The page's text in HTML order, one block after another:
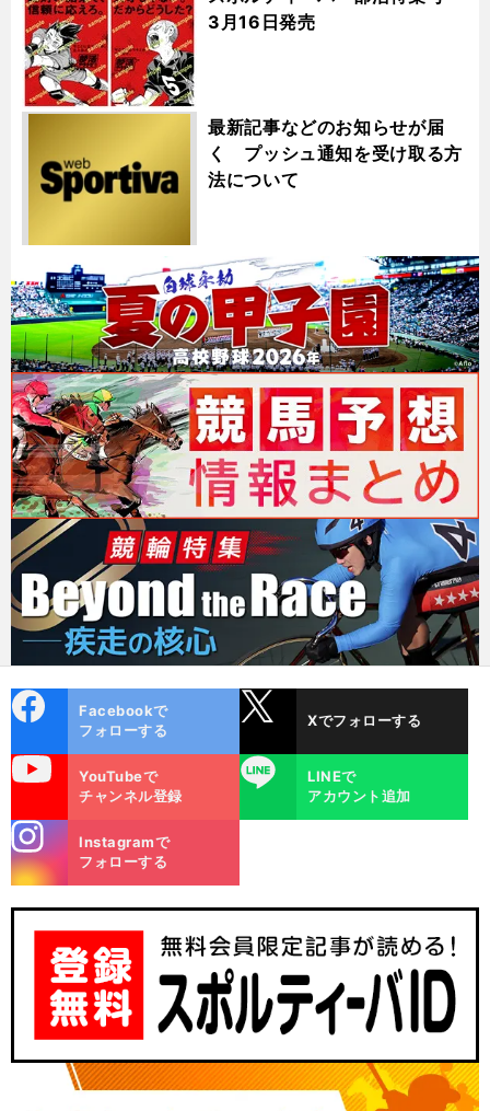
3月16日発売
最新記事などのお知らせが届
く プッシュ通知を受け取る方
法について
ok
Facebookで
フォローする
Xでフォローする
YouTubeで
チャンネル登録
LINE
LINEで
アカウント追加
m
Instagramで
フォローする